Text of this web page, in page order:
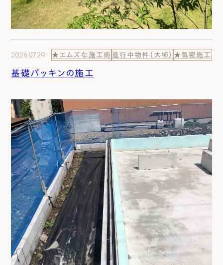
2026.07.29 ★エムズな施工術 進行中物件（大柿） ★気密施工
基礎パッキンの施工